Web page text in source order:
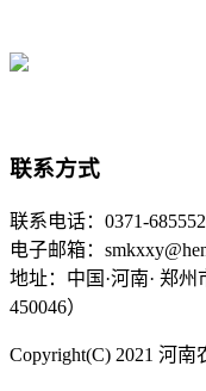
联系方式
联系电话：0371-
电子邮箱：
地址：中国·河南· 郑州
450046）
Copyright(C) 2021 河